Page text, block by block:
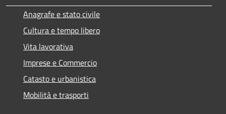
Anagrafe e stato civile
Cultura e tempo libero
Vita lavorativa
Imprese e Commercio
Catasto e urbanistica
Mobilità e trasporti